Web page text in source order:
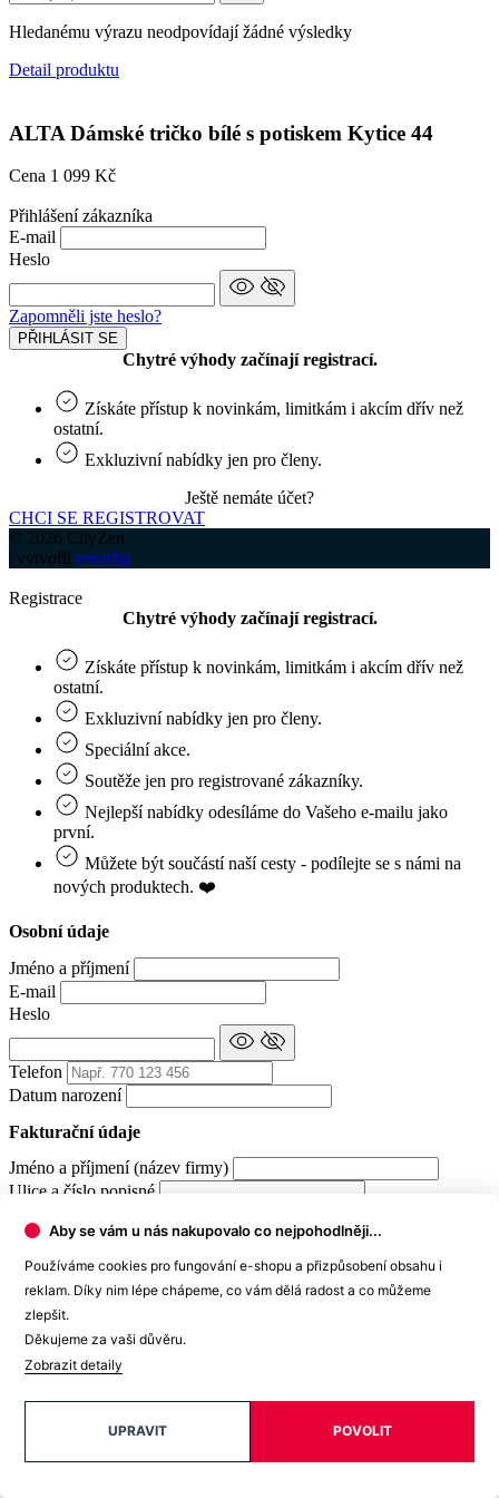
Hledanému výrazu neodpovídají žádné výsledky
Detail produktu
ALTA Dámské tričko bílé s potiskem Kytice 44
Cena 1 099 Kč
Přihlášení zákazníka
E-mail
Heslo
Zapomněli jste heslo?
PŘIHLÁSIT SE
Chytré výhody začínají registrací.
Získáte přístup k novinkám, limitkám i akcím dřív než
ostatní.
Exkluzivní nabídky jen pro členy.
Ještě nemáte účet?
CHCI SE REGISTROVAT
© 2026 CityZen
| vytvořil emorfiq
Registrace
Chytré výhody začínají registrací.
Získáte přístup k novinkám, limitkám i akcím dřív než
ostatní.
Exkluzivní nabídky jen pro členy.
Speciální akce.
Soutěže jen pro registrované zákazníky.
Nejlepší nabídky odesíláme do Vašeho e‑mailu jako
první.
Můžete být součástí naší cesty - podílejte se s námi na
nových produktech. ❤️
Osobní údaje
Jméno a příjmení
E-mail
Heslo
Telefon
Datum narození
Fakturační údaje
Jméno a příjmení (název firmy)
Ulice a číslo popisné
PSČ
IČ
DIČ
DOKONČIT REGISTRACI
Vytvořením účtu souhlasíte s
zpracováním osobních údajů
Již máte účet?
| vytvořilemorfiq
Aby se vám u nás nakupovalo co nejpohodlněji...
Používáme cookies pro fungování e-shopu a přizpůsobení obsahu i
reklam. Díky nim lépe chápeme, co vám dělá radost a co můžeme
zlepšit.
Děkujeme za vaši důvěru.
Zobrazit detaily
POVOLIT
UPRAVIT